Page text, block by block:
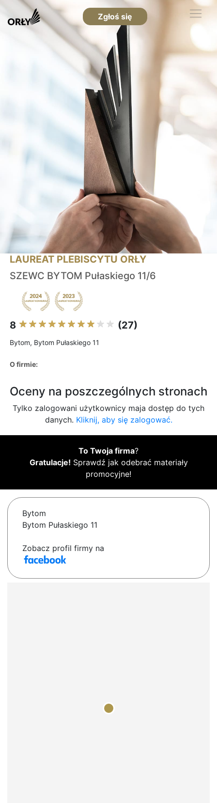
Zgłoś się
LAUREAT PLEBISCYTU ORŁY
SZEWC BYTOM Pułaskiego 11/6
8 (27)
Bytom, Bytom Pułaskiego 11
O firmie:
Oceny na poszczególnych stronach
Tylko zalogowani użytkownicy maja dostęp do tych
danych. Kliknij, aby się zalogować.
To Twoja firma?
Gratulacje! Sprawdź jak odebrać materiały
promocyjne!
Bytom
Bytom Pułaskiego 11
Zobacz profil firmy na